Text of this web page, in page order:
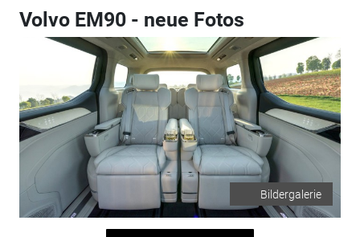
Volvo EM90 - neue Fotos
Bildergalerie